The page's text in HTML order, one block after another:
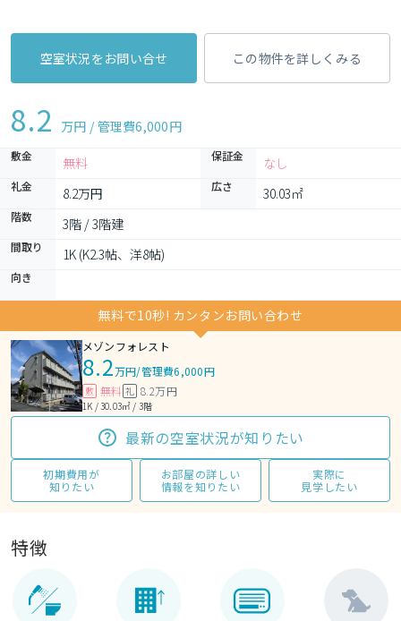
空室状況をお問い合せ この物件を詳しくみる
8.2 万円 / 管理費6,000円
敷金 無料 保証金 なし
礼金 8.2万円 広さ 30.03㎡
階数 3階 / 3階建
間取り 1K (K2.3帖、洋8帖)
向き
無料で10秒! カンタンお問い合わせ
メゾンフォレスト
8.2万円/管理費6,000円
敷 無料 礼 8.2万円
1K / 30.03㎡ / 3階
最新の空室状況が知りたい
初期費用が
知りたい
お部屋の詳しい
情報を知りたい
実際に
見学したい
特徴